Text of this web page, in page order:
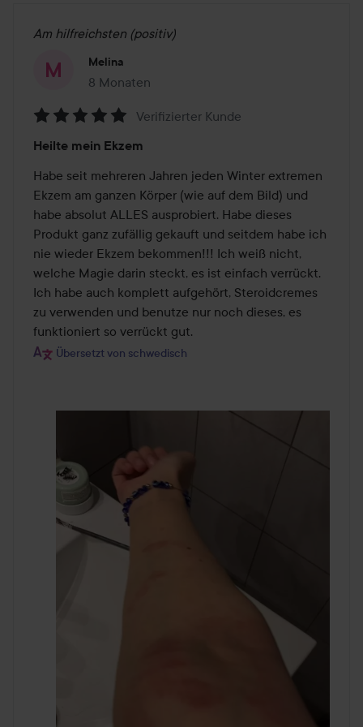
Am hilfreichsten (positiv)
Melina
8 Monaten
Der Beitrag wurde 8 Monaten erstellt
5
von
5
Verifizierter Kunde
Heilte mein Ekzem
Habe seit mehreren Jahren jeden Winter extremen
Ekzem am ganzen Körper (wie auf dem Bild) und
habe absolut ALLES ausprobiert. Habe dieses
Produkt ganz zufällig gekauft und seitdem habe ich
nie wieder Ekzem bekommen!!! Ich weiß nicht,
welche Magie darin steckt, es ist einfach verrückt.
Ich habe auch komplett aufgehört, Steroidcremes
zu verwenden und benutze nur noch dieses, es
funktioniert so verrückt gut.
Übersetzt von schwedisch